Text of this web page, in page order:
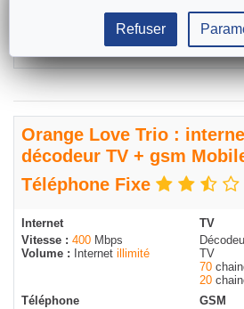
Commander
Orange Love Trio :
décodeur TV + gsm
Téléphone Fixe
Internet
Vitesse : 400 Mbps
Volume :
Internet illimité
TV
TV
70
20
Téléphone
GSM
Refuser